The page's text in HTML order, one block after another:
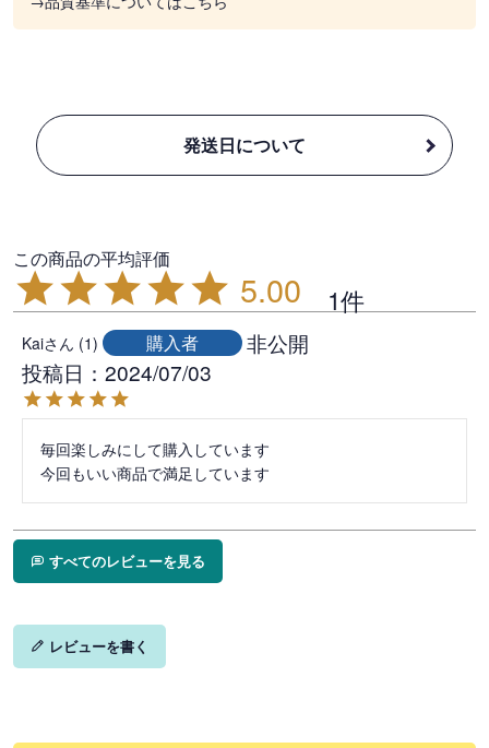
発送日について
5.00 1
Kai 1 購入者
非公開
投稿日
2024/07/03
毎回楽しみにして購入しています
今回もいい商品で満足しています
すべてのレビューを見る
レビューを書く